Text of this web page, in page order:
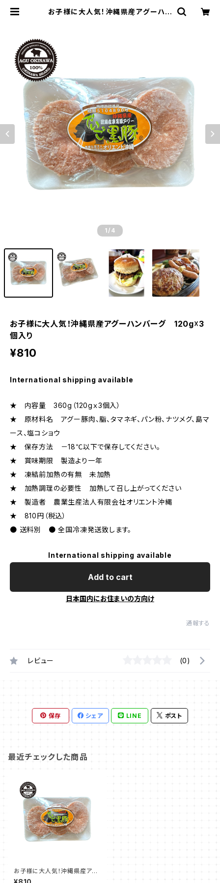
お子様に大人気！沖縄県産アグーハン
1 /4
お子様に大人気！沖縄県産アグーハンバーグ 120g☓3
個入り
¥810
International shipping available
★ 内容量 360g（120gｘ3個入）
★ 原材料名 アグー豚肉、脂、タマネギ、パン粉、ナツメグ、島マ
ース、塩コショウ
★ 保存方法 －18℃以下で保存してください。
★ 賞味期限 製造より一年
★ 凍結前加熱の有無 未加熱
★ 加熱調理の必要性 加熱して召し上がってください
★ 製造者 農業生産法人有限会社オリエント沖縄
★ 810円（税込）
● 送料別 ● 全国冷凍発送致します。
International shipping available
Add to cart
日本国内にお住まいの方向け
通報する
レビュー (0)
保存 シェア LINE ポスト
最近チェックした商品
お子様に大人気！沖縄県産アグ
ーハンバーグ 120g☓3個入り